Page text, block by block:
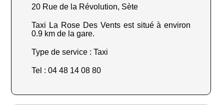
20 Rue de la Révolution, Sète
Taxi La Rose Des Vents est situé à environ
0.9 km de la gare.
Type de service : Taxi
Tel : 04 48 14 08 80